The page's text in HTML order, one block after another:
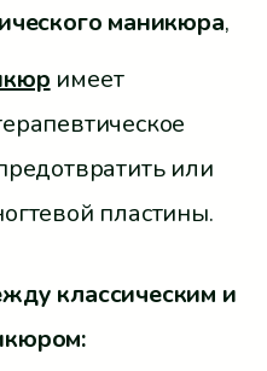
маникюра,
имеет
или
пластины.
классическим и